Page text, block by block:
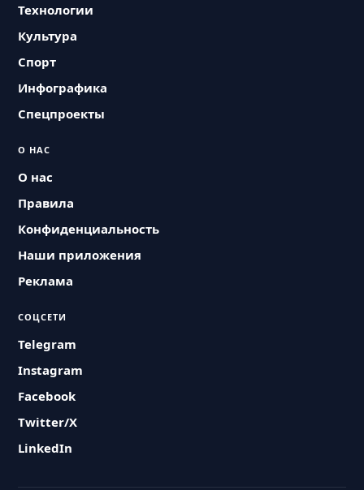
Технологии
Культура
Спорт
Инфографика
Спецпроекты
О НАС
О нас
Правила
Конфиденциальность
Наши приложения
Реклама
СОЦСЕТИ
Telegram
Instagram
Facebook
Twitter/X
LinkedIn